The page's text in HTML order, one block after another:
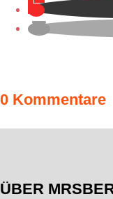
0 Kommentare
ÜBER